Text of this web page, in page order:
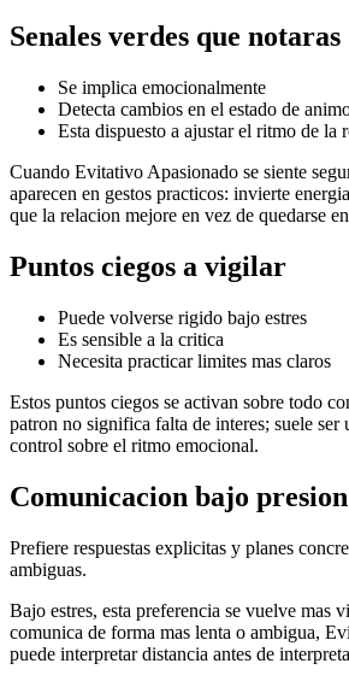
Senales verdes que notaras
Se implica emocionalmente
Detecta cambios en el estado de
Esta dispuesto a ajustar el ritmo de la
Cuando Evitativo Apasionado se siente
aparecen en gestos practicos: invierte
que la relacion mejore en vez de quedarse
Puntos ciegos a vigilar
Puede volverse rigido bajo estres
Es sensible a la critica
Necesita practicar limites mas claros
Estos puntos ciegos se activan sobre todo
patron no significa falta de interes; suele ser
control sobre el ritmo emocional.
Comunicacion bajo presion
Prefiere respuestas explicitas y planes
ambiguas.
Bajo estres, esta preferencia se vuelve mas
comunica de forma mas lenta o ambigua,
puede interpretar distancia antes de